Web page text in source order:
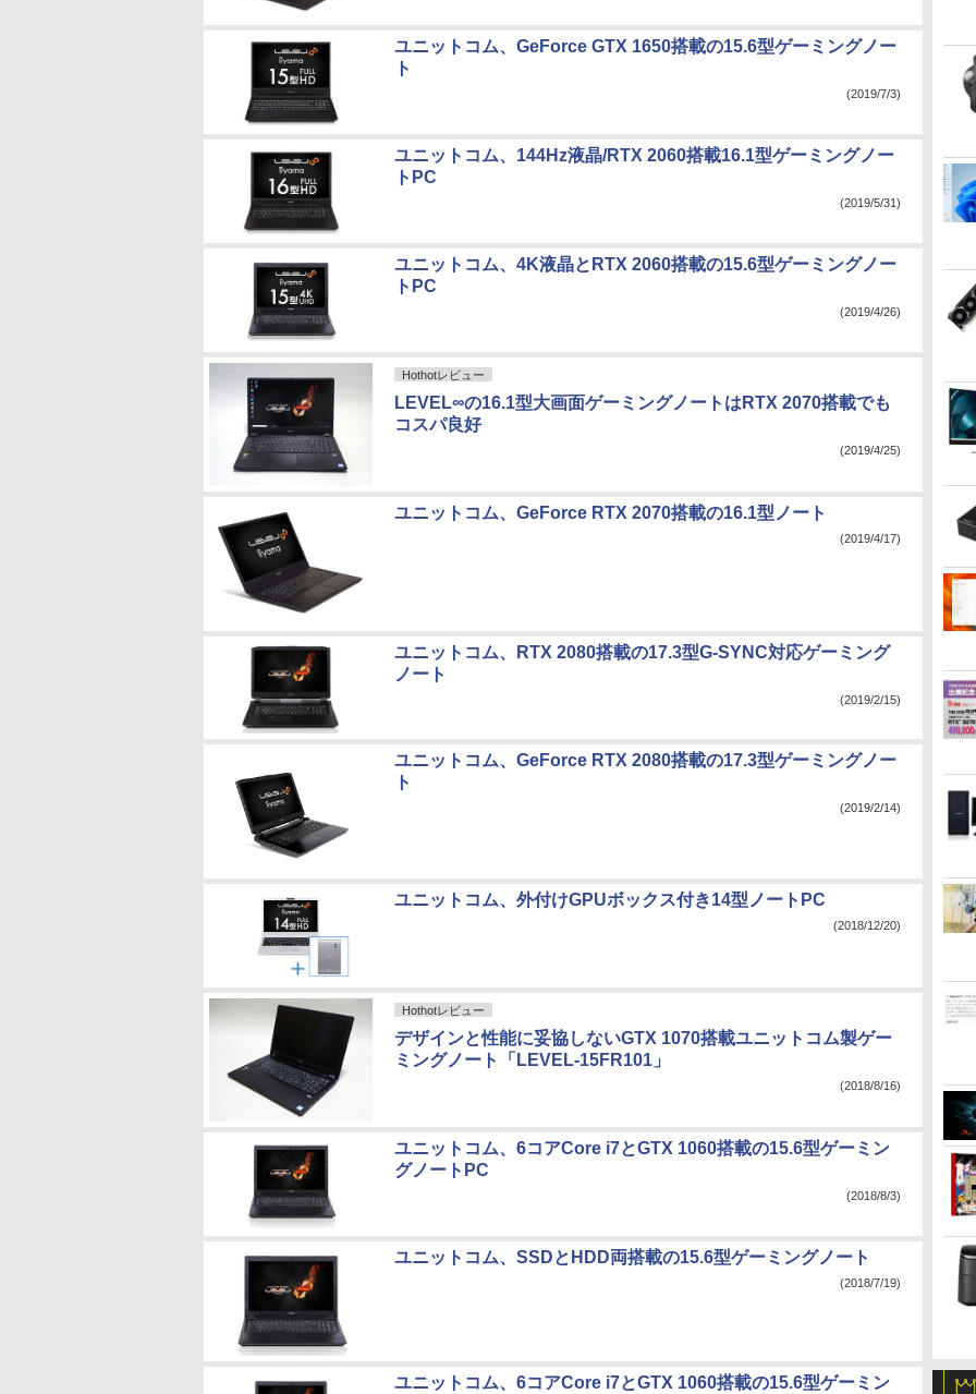
ユニットコム、GeForce GTX 1650搭載の15.6型ゲーミングノー
ト
(2019/7/3)
ユニットコム、144Hz液晶/RTX 2060搭載16.1型ゲーミングノー
トPC
(2019/5/31)
ユニットコム、4K液晶とRTX 2060搭載の15.6型ゲーミングノー
トPC
(2019/4/26)
Hothotレビュー
LEVEL∞の16.1型大画面ゲーミングノートはRTX 2070搭載でも
コスパ良好
(2019/4/25)
ユニットコム、GeForce RTX 2070搭載の16.1型ノート
(2019/4/17)
ユニットコム、RTX 2080搭載の17.3型G-SYNC対応ゲーミング
ノート
(2019/2/15)
ユニットコム、GeForce RTX 2080搭載の17.3型ゲーミングノー
ト
(2019/2/14)
ユニットコム、外付けGPUボックス付き14型ノートPC
(2018/12/20)
Hothotレビュー
デザインと性能に妥協しないGTX 1070搭載ユニットコム製ゲー
ミングノート「LEVEL-15FR101」
(2018/8/16)
ユニットコム、6コアCore i7とGTX 1060搭載の15.6型ゲーミン
グノートPC
(2018/8/3)
ユニットコム、SSDとHDD両搭載の15.6型ゲーミングノート
(2018/7/19)
ユニットコム、6コアCore i7とGTX 1060搭載の15.6型ゲーミン